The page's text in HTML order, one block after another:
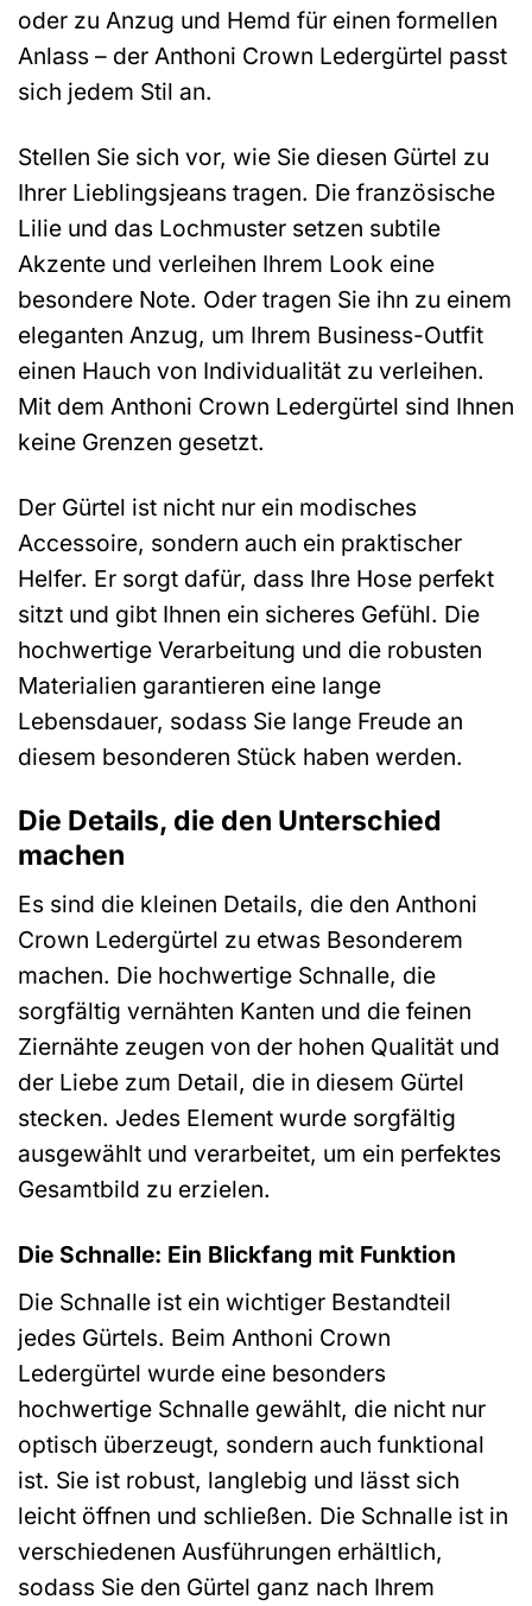
oder zu Anzug und Hemd für einen formellen
Anlass – der Anthoni Crown Ledergürtel passt
sich jedem Stil an.
Stellen Sie sich vor, wie Sie diesen Gürtel zu
Ihrer Lieblingsjeans tragen. Die französische
Lilie und das Lochmuster setzen subtile
Akzente und verleihen Ihrem Look eine
besondere Note. Oder tragen Sie ihn zu einem
eleganten Anzug, um Ihrem Business-Outfit
einen Hauch von Individualität zu verleihen.
Mit dem Anthoni Crown Ledergürtel sind Ihnen
keine Grenzen gesetzt.
Der Gürtel ist nicht nur ein modisches
Accessoire, sondern auch ein praktischer
Helfer. Er sorgt dafür, dass Ihre Hose perfekt
sitzt und gibt Ihnen ein sicheres Gefühl. Die
hochwertige Verarbeitung und die robusten
Materialien garantieren eine lange
Lebensdauer, sodass Sie lange Freude an
diesem besonderen Stück haben werden.
Die Details, die den Unterschied
machen
Es sind die kleinen Details, die den Anthoni
Crown Ledergürtel zu etwas Besonderem
machen. Die hochwertige Schnalle, die
sorgfältig vernähten Kanten und die feinen
Ziernähte zeugen von der hohen Qualität und
der Liebe zum Detail, die in diesem Gürtel
stecken. Jedes Element wurde sorgfältig
ausgewählt und verarbeitet, um ein perfektes
Gesamtbild zu erzielen.
Die Schnalle: Ein Blickfang mit Funktion
Die Schnalle ist ein wichtiger Bestandteil
jedes Gürtels. Beim Anthoni Crown
Ledergürtel wurde eine besonders
hochwertige Schnalle gewählt, die nicht nur
optisch überzeugt, sondern auch funktional
ist. Sie ist robust, langlebig und lässt sich
leicht öffnen und schließen. Die Schnalle ist in
verschiedenen Ausführungen erhältlich,
sodass Sie den Gürtel ganz nach Ihrem